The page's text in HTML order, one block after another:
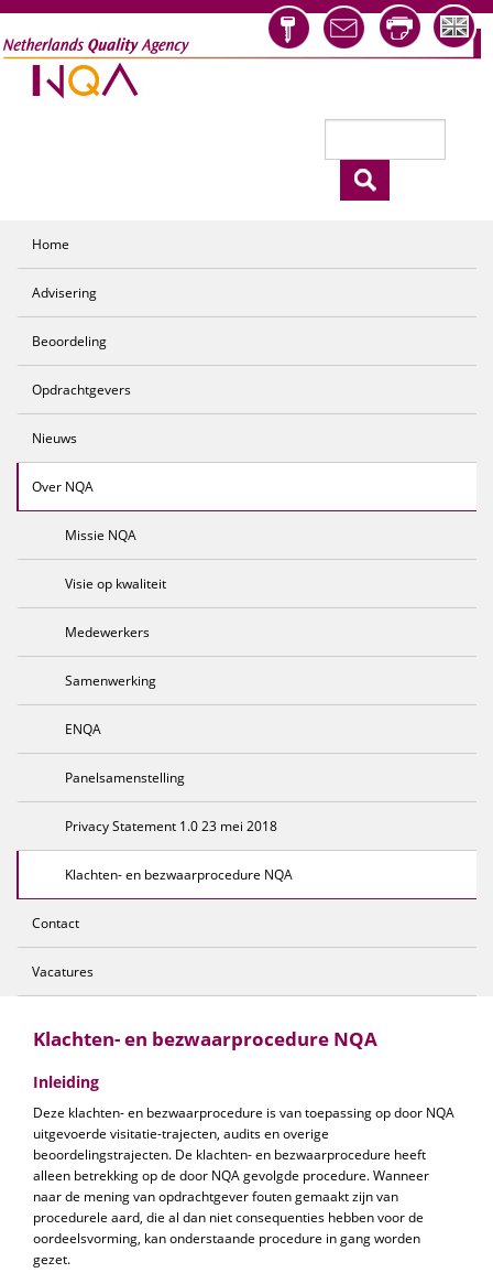
Overslaan en naar de inhoud gaan
Home
Advisering
Beoordeling
Opdrachtgevers
Nieuws
Over NQA
Missie NQA
Visie op kwaliteit
Medewerkers
Samenwerking
ENQA
Panelsamenstelling
Privacy Statement 1.0 23 mei 2018
Klachten- en bezwaarprocedure NQA
Contact
Vacatures
Klachten- en bezwaarprocedure NQA
Inleiding
Deze klachten- en bezwaarprocedure is van toepassing op door NQA
uitgevoerde visitatie-trajecten, audits en overige
beoordelingstrajecten. De klachten- en bezwaarprocedure heeft
alleen betrekking op de door NQA gevolgde procedure. Wanneer
naar de mening van opdrachtgever fouten gemaakt zijn van
procedurele aard, die al dan niet consequenties hebben voor de
oordeelsvorming, kan onderstaande procedure in gang worden
gezet.